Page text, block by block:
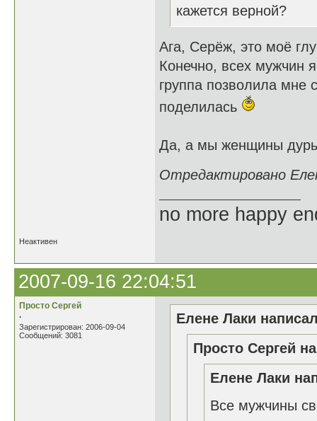
кажется верной?
Ага, Серёж, это моё
Конечно, всех мужчин
группа позволила мне
поделилась
Да, а мы женщины
Отредактировано
no more happy
Неактивен
2007-09-16 22:04:51
Просто Сергей
.
Зарегистрирован: 2006-09-04
Сообщений: 3081
Елене Лаки
Просто Сергей
Елене Лаки
Все мужчины